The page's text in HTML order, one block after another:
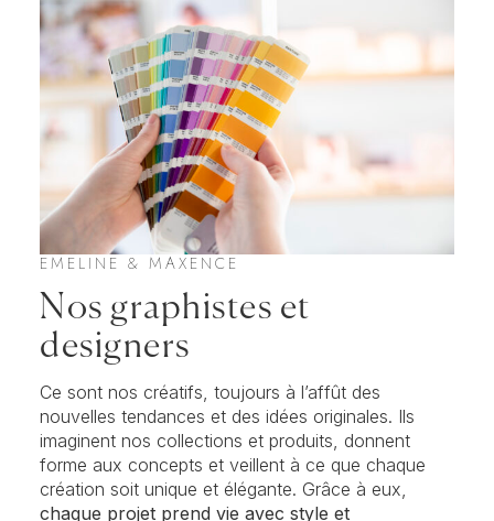
EMELINE & MAXENCE
Nos graphistes et
designers
Ce sont nos créatifs, toujours à l’affût des
nouvelles tendances et des idées originales. Ils
imaginent nos collections et produits, donnent
forme aux concepts et veillent à ce que chaque
création soit unique et élégante. Grâce à eux,
chaque projet prend vie avec style et